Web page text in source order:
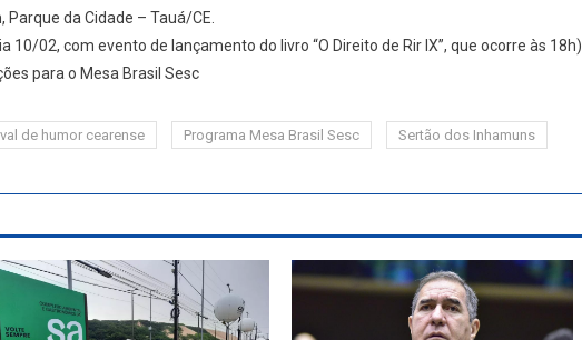
da Cidade – Tauá/CE.
10/02, com evento de lançamento do livro “O Direito de Rir IX”, que ocorre às 18h)
para o Mesa Brasil Sesc
de humor cearense Programa Mesa Brasil Sesc
Sertão dos Inhamuns